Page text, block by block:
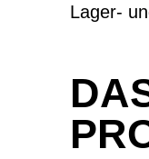
Lager-